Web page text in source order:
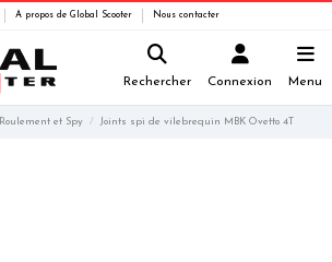
A propos de Global Scooter Nous contacter
Rechercher Connexion Menu
Roulement et Spy Joints spi de vilebrequin MBK Ovetto 4T